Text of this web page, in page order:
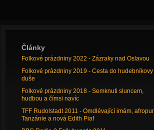
Články
Folkové prázdniny 2022 - Zázraky nad Oslavou
Folkové prázdniny 2019 - Cesta do hudebníkovy
duše
Folkové prázdniny 2018 - Semknuti sluncem,
hudbou a čímsi navíc
TFF Rudolstadt 2011 - Omdlévající imám,
Tanzánie a nová Edith Piaf